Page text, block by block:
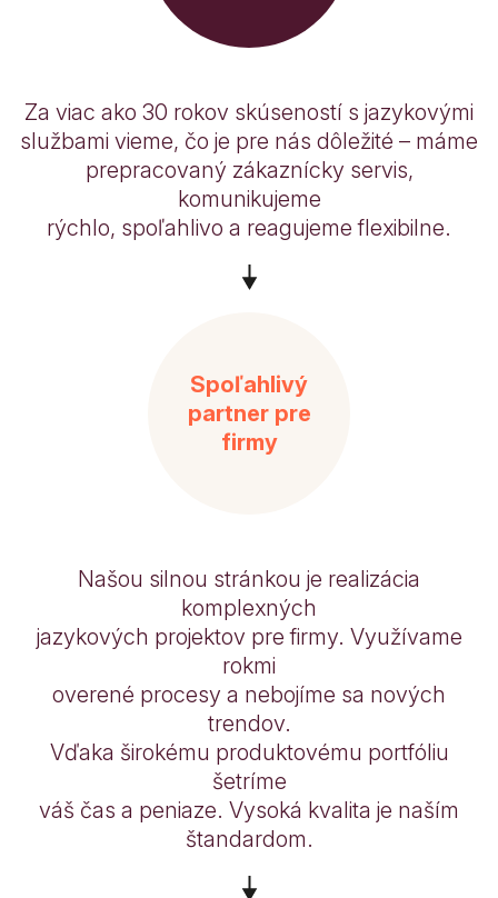
Za viac ako 30 rokov skúseností s jazykovými
službami vieme, čo je pre nás dôležité – máme
prepracovaný zákaznícky servis,
komunikujeme
rýchlo, spoľahlivo a reagujeme flexibilne.
Spoľahlivý
partner pre
firmy
Našou silnou stránkou je realizácia
komplexných
jazykových projektov pre firmy. Využívame
rokmi
overené procesy a nebojíme sa nových
trendov.
Vďaka širokému produktovému portfóliu
šetríme
váš čas a peniaze. Vysoká kvalita je naším
štandardom.